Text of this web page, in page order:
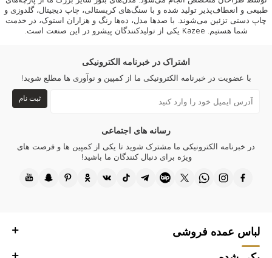
طبیعی و انعطاف‌پذیر تولید شده و با سنگ‌های کریستالی، چاپ دیجیتال، گلدوزی و
چاپ دستی تزئین می‌شوند. با صدها مدل، ده‌ها رنگ و هزاران استوک، در خدمت
شما هستیم.
Kazee یکی از تولیدکنندگان پیشرو در این صنعت است.
اشتراک در خبرنامه الکترونیکی
با عضویت در خبرنامه الکترونیکی ما از کمپین و نوآوری ها مطلع شوید!
ثبت نام
رسانه های اجتماعی
در خبرنامه الکترونیکی ما مشترک شوید تا یکی از کمپین ها و فرصت های
ویژه برای دنبال کنندگان ما باشید!
لباس عمده فروشی